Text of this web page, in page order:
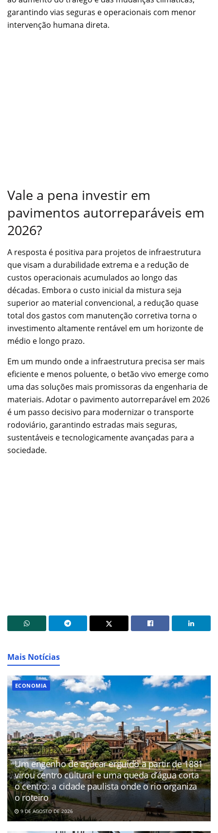
garantindo vias seguras e operacionais com menor
intervenção humana direta.
Vale a pena investir em
pavimentos autorreparáveis em
2026?
A resposta é positiva para projetos de infraestrutura
que visam a durabilidade extrema e a redução de
custos operacionais acumulados ao longo das
décadas. Embora o custo inicial da mistura seja
superior ao material convencional, a redução quase
total dos gastos com manutenção corretiva torna o
investimento altamente rentável em um horizonte de
médio e longo prazo.
Em um mundo onde a infraestrutura precisa ser mais
eficiente e menos poluente, o betão vivo emerge como
uma das soluções mais promissoras da engenharia de
materiais. Adotar o pavimento autorreparável em 2026
é um passo decisivo para modernizar o transporte
rodoviário, garantindo estradas mais seguras,
sustentáveis e tecnologicamente avançadas para a
sociedade.
Mais Notícias
ECONOMIA
Um engenho de açúcar erguido a partir de 1881
virou centro cultural e uma queda d’água corta
o centro: a cidade paulista onde o rio organiza
o roteiro
9 DE AGOSTO DE 2026